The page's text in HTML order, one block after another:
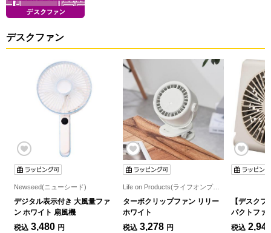
デスクファン
Newseed(ニューシード)
デジタル表示付き 大風量ファ
ン ホワイト 扇風機
税込 3,480 円
Life on Products(ライフオンプロダクツ)
ターボクリップファン リリー
ホワイト
税込 3,278 円
【デスク
パクトファ
機
税込